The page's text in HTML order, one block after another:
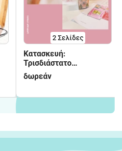
2Σελίδες
Κατασκευή:
Τρισδιάστατο
Χριστουγεννιάτικο
Σπιτάκι
δωρεάν